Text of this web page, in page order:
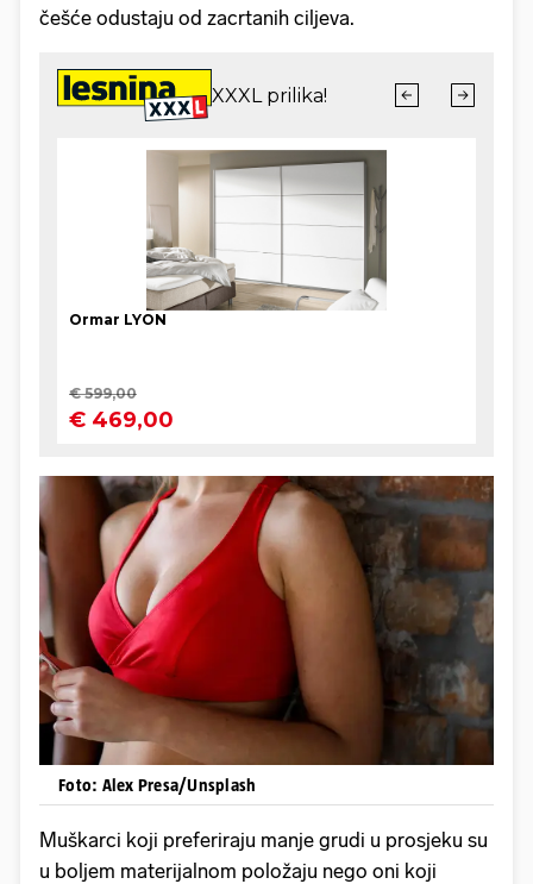
češće odustaju od zacrtanih ciljeva.
Foto: Alex Presa/Unsplash
Muškarci koji preferiraju manje grudi u prosjeku su
u boljem materijalnom položaju nego oni koji